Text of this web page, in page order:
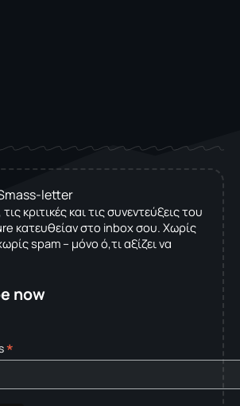
letter
κριτικές και τις συνεντεύξεις του
κατευθείαν στο inbox σου. Χωρίς
spam – μόνο ό,τι αξίζει να
now
*